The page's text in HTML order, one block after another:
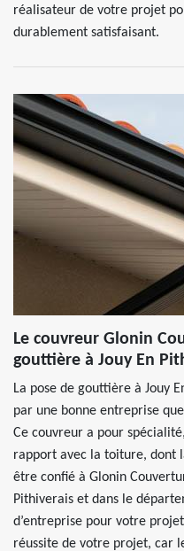
réalisateur de votre projet
durablement satisfaisant.
Le couvreur Glonin
gouttière à Jouy En
La pose de gouttière à Jouy
par une bonne entreprise
Ce couvreur a pour
rapport avec la toiture, dont
être confié à Glonin
Pithiverais et dans le
d’entreprise pour votre
réussite de votre projet, car